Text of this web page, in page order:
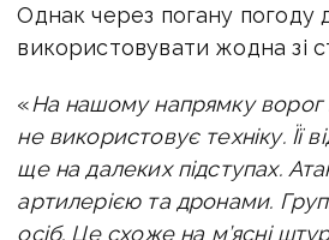
Однак через погану
використовувати жодна зі
«На нашому напрямку
не використовує техніку. Її
ще на далеких підступах.
артилерією та дронами.
осіб. Це схоже на м’ясні